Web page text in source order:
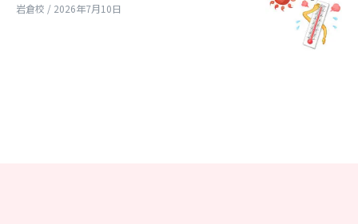
岩倉校 / 2026年7月10日